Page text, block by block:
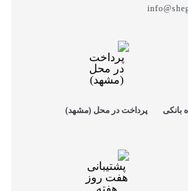
بانکی پرداخت در محل (مشهد)